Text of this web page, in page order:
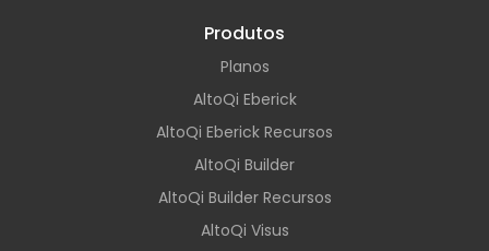
Produtos
Planos
AltoQi Eberick
AltoQi Eberick Recursos
AltoQi Builder
AltoQi Builder Recursos
AltoQi Visus